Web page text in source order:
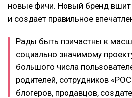
новые фичи. Новый бренд вшит
и создает правильное
Рады быть причастны к
социально значимому
большого числа
родителей, сотрудников
блогеров, продавцов,